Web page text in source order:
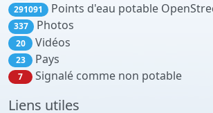
291091 Points d'eau potable
337 Photos
20 Vidéos
23 Pays
7 Signalé comme non potable
Liens utiles